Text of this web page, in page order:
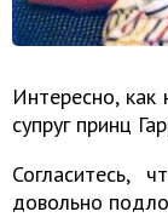
Интересно,
супруг принц
Согласитесь,
довольно